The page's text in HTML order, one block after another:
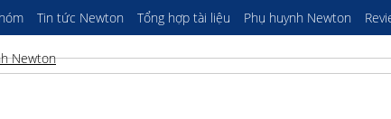
Tin tức Newton Tổng hợp tài liệu Phụ huynh Newton